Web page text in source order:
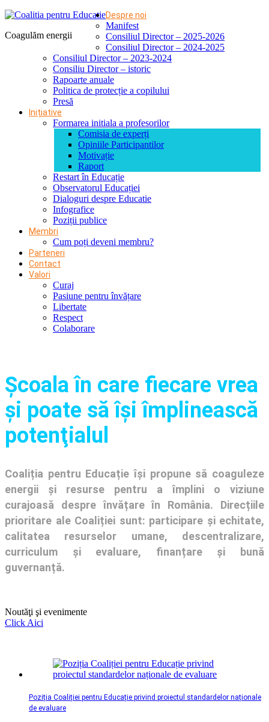
Coagulăm energii
Despre noi
Manifest
Consiliul Director – 2025-2026
Consiliul Director – 2024-2025
Consiliul Director – 2023-2024
Consiliu Director – istoric
Rapoarte anuale
Politica de protecție a copilului
Presă
Inițiative
Formarea initiala a profesorilor
Comisia de experți
Opiniile Participantilor
Motivație
Raport
Restart în Educație
Observatorul Educației
Dialoguri despre Educatie
Infografice
Poziții publice
Membri
Cum poți deveni membru?
Parteneri
Contact
Valori
Curaj
Pasiune pentru învățare
Libertate
Respect
Colaborare
Şcoala în care fiecare vrea
și poate să își împlinească
potenţialul
Coaliția pentru Educație își propune să coaguleze
energii și resurse pentru a împlini o viziune
curajoasă despre învățare în România. Direcțiile
prioritare ale Coaliției sunt: participare și echitate,
calitatea resurselor umane, descentralizare,
curriculum și evaluare, finanțare și bună
guvernanță.
Noutăţi şi evenimente
Click Aici
Poziția Coaliției pentru Educație privind proiectul standardelor naționale
de evaluare